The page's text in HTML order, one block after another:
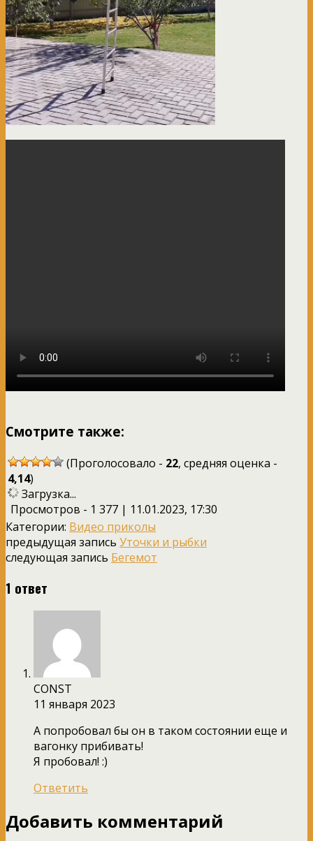
Смотрите также:
(Проголосовало - 22, средняя оценка -
4,14)
Загрузка...
Просмотров - 1 377 | 11.01.2023, 17:30
Категории: Видео приколы
предыдущая запись Уточки и рыбки
следующая запись Бегемот
1 ответ
CONST
11 января 2023
А попробовал бы он в таком состоянии еще и
вагонку прибивать!
Я пробовал! :)
Ответить
Добавить комментарий